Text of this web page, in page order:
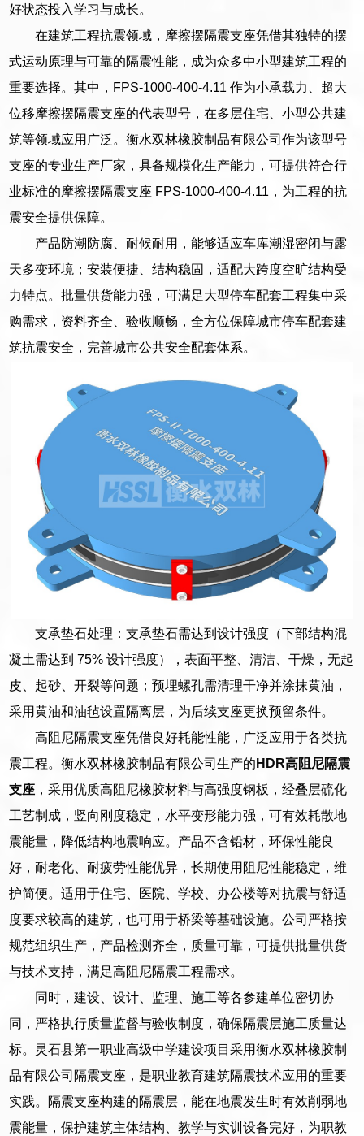
好状态投入学习与成长。
在建筑工程抗震领域，摩擦摆隔震支座凭借其独特的摆
式运动原理与可靠的隔震性能，成为众多中小型建筑工程的
重要选择。其中，FPS-1000-400-4.11 作为小承载力、超大
位移摩擦摆隔震支座的代表型号，在多层住宅、小型公共建
筑等领域应用广泛。衡水双林橡胶制品有限公司作为该型号
支座的专业生产厂家，具备规模化生产能力，可提供符合行
业标准的摩擦摆隔震支座 FPS-1000-400-4.11，为工程的抗
震安全提供保障。
产品防潮防腐、耐候耐用，能够适应车库潮湿密闭与露
天多变环境；安装便捷、结构稳固，适配大跨度空旷结构受
力特点。批量供货能力强，可满足大型停车配套工程集中采
购需求，资料齐全、验收顺畅，全方位保障城市停车配套建
筑抗震安全，完善城市公共安全配套体系。
支承垫石处理：支承垫石需达到设计强度（下部结构混
凝土需达到 75% 设计强度），表面平整、清洁、干燥，无起
皮、起砂、开裂等问题；预埋螺孔需清理干净并涂抹黄油，
采用黄油和油毡设置隔离层，为后续支座更换预留条件。
高阻尼隔震支座凭借良好耗能性能，广泛应用于各类抗
震工程。衡水双林橡胶制品有限公司生产的 HDR高阻尼隔震
支座 ，采用优质高阻尼橡胶材料与高强度钢板，经叠层硫化
工艺制成，竖向刚度稳定，水平变形能力强，可有效耗散地
震能量，降低结构地震响应。产品不含铅材，环保性能良
好，耐老化、耐疲劳性能优异，长期使用阻尼性能稳定，维
护简便。适用于住宅、医院、学校、办公楼等对抗震与舒适
度要求较高的建筑，也可用于桥梁等基础设施。公司严格按
规范组织生产，产品检测齐全，质量可靠，可提供批量供货
与技术支持，满足高阻尼隔震工程需求。
同时，建设、设计、监理、施工等各参建单位密切协
同，严格执行质量监督与验收制度，确保隔震层施工质量达
标。灵石县第一职业高级中学建设项目采用衡水双林橡胶制
品有限公司隔震支座，是职业教育建筑隔震技术应用的重要
实践。隔震支座构建的隔震层，能在地震发生时有效削弱地
震能量，保护建筑主体结构、教学与实训设备完好，为职教